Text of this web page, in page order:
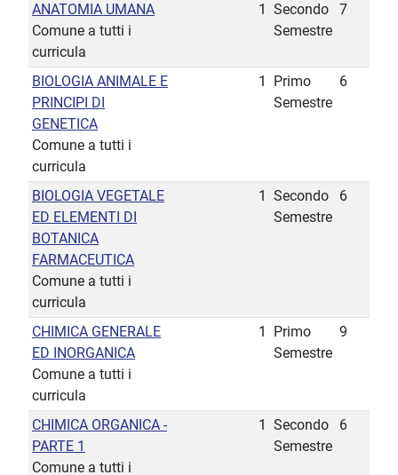
ANATOMIA UMANA
Comune a tutti i
curricula
1
Secondo
Semestre
7
BIOLOGIA ANIMALE E
PRINCIPI DI
GENETICA
Comune a tutti i
curricula
1
Primo
Semestre
6
BIOLOGIA VEGETALE
ED ELEMENTI DI
BOTANICA
FARMACEUTICA
Comune a tutti i
curricula
1
Secondo
Semestre
6
CHIMICA GENERALE
ED INORGANICA
Comune a tutti i
curricula
1
Primo
Semestre
9
CHIMICA ORGANICA -
PARTE 1
Comune a tutti i
1
Secondo
Semestre
6